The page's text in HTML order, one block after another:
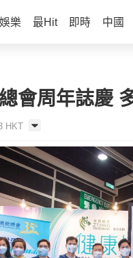
娛樂 最Hit 即時 中國
會周年誌慶
HKT